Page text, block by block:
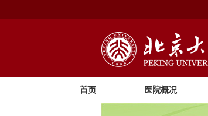
首页 医院概况